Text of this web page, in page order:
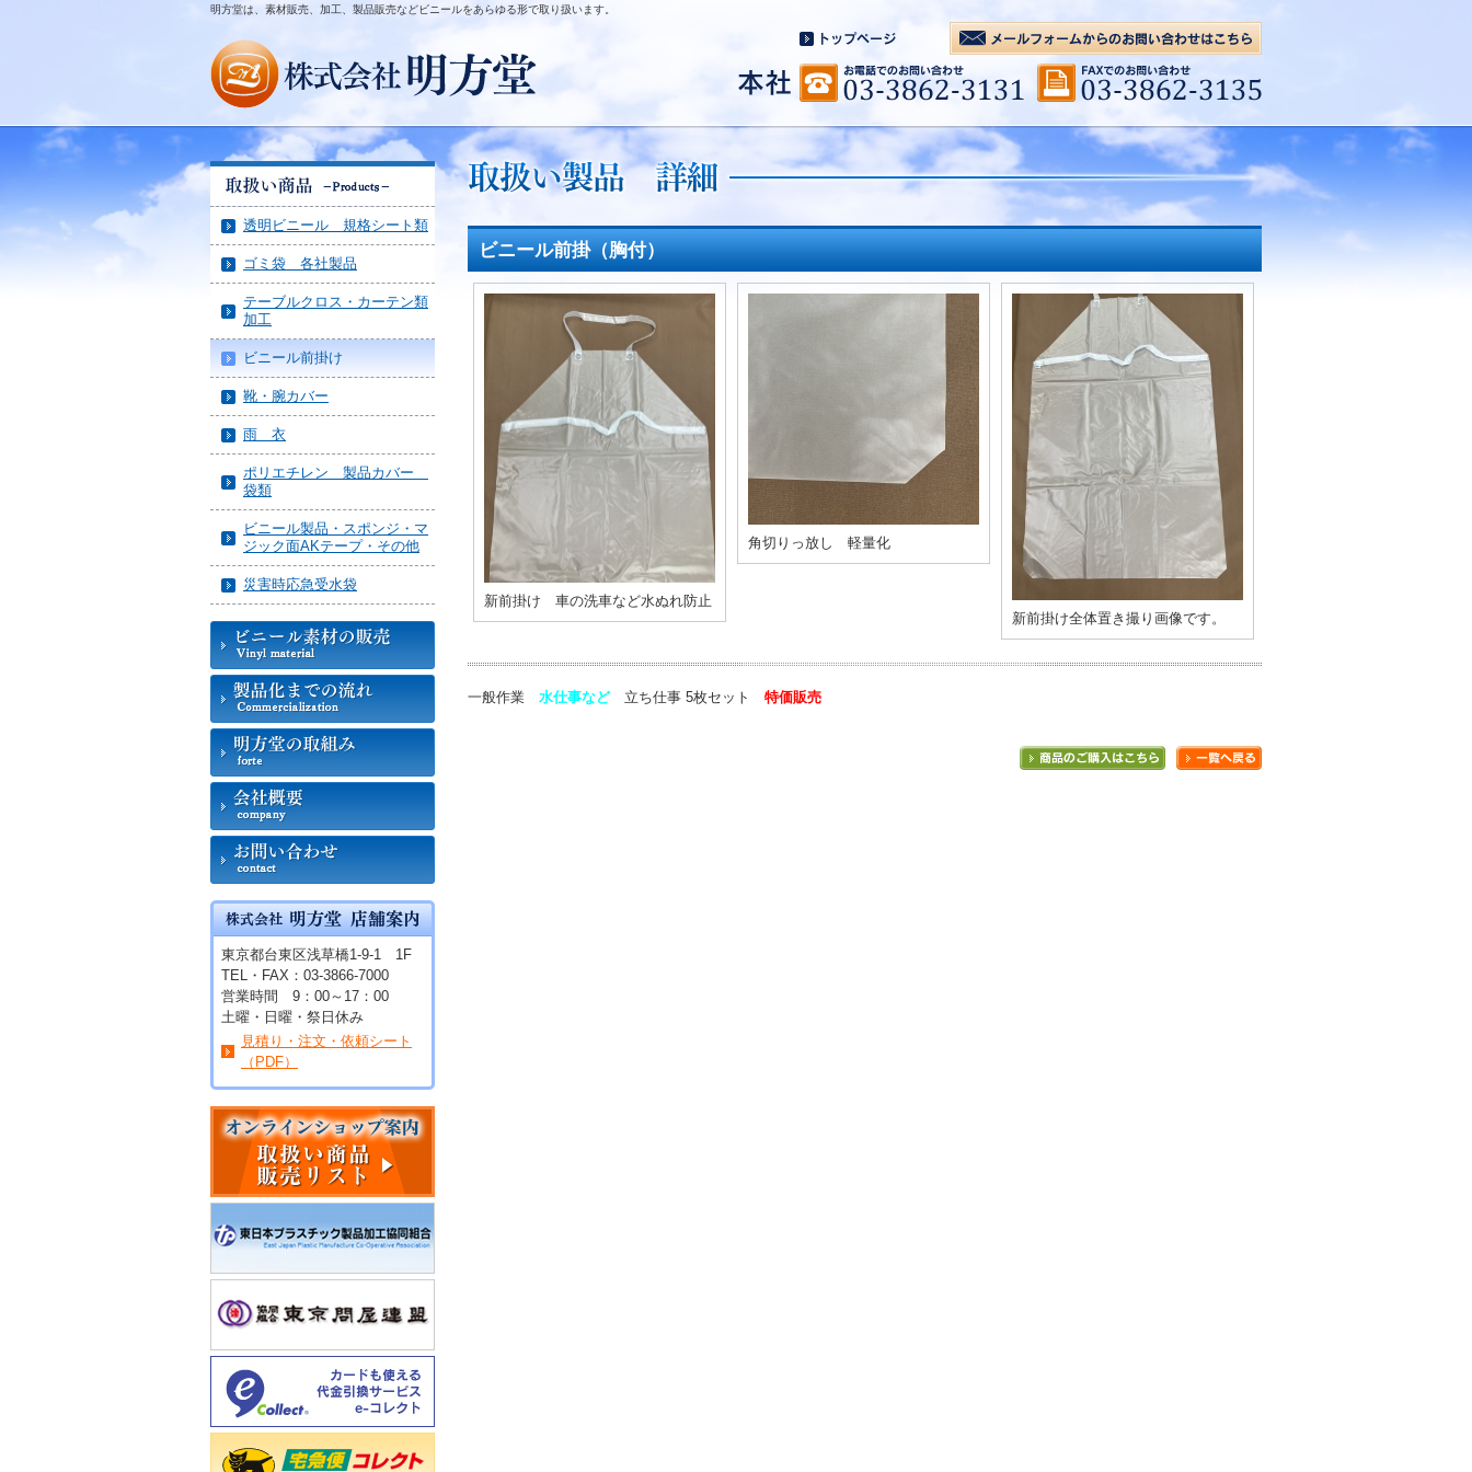
明方堂は、素材販売、加工、製品販売などビニールをあらゆる形で取り扱います。
透明ビニール 規格シート類
ゴミ袋 各社製品
テーブルクロス・カーテン類
加工
ビニール前掛け
靴・腕カバー
雨 衣
ポリエチレン 製品カバー
袋類
ビニール製品・スポンジ・マ
ジック面AKテープ・その他
災害時応急受水袋
東京都台東区浅草橋1-9-1 1F
TEL・FAX：03-3866-7000
営業時間 9：00～17：00
土曜・日曜・祭日休み
見積り・注文・依頼シート
（PDF）
ビニール前掛（胸付）
新前掛け 車の洗車など水ぬれ防止
角切りっ放し 軽量化
新前掛け全体置き撮り画像です。
一般作業 水仕事など 立ち仕事 5枚セット 特価販売